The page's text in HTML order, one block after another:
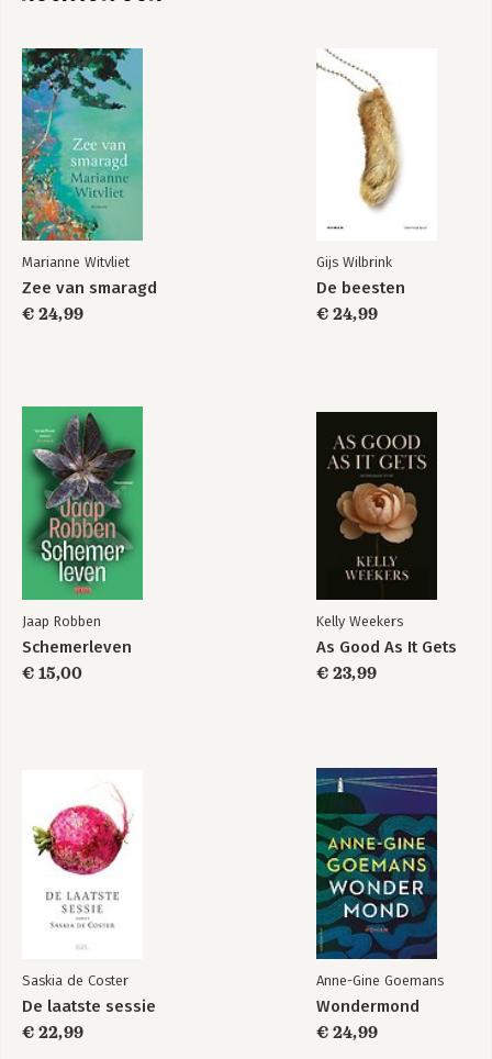
De goede zoon
Bekijk alle boeken
Marianne Witvliet
Zee van smaragd
€ 24,99
Gijs Wilbrink
De beesten
€ 24,99
Jaap Robben
Schemerleven
€ 15,00
Kelly Weekers
As Good As It Gets
€ 23,99
Saskia de Coster
De laatste sessie
€ 22,99
Anne-Gine Goemans
Wondermond
€ 24,99